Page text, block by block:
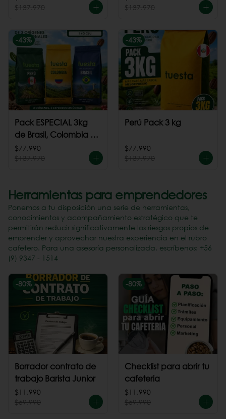
$137.970
$137.970
-43%
Pack ESPECIAL 3kg
de Brasil, Colombia +
Perú
$77.990
$137.970
-43%
Perú Pack 3 kg
$77.990
$137.970
Herramientas para emprendedores
Ponemos a tu disposición una serie de herramientas,
conocimientos y acompañamiento estratégico que te
permitirán reducir significativamente los riesgos propios de
emprender y aprovechar nuestra experiencia en el rubro
cafetero. Para una asesoría personalizada, escríbenos: +56
(9) 9347 - 1514
-80%
Borrador contrato de
trabajo Barista Junior
$11.990
$59.990
-80%
Checklist para abrir tu
cafeteria
$11.990
$59.990